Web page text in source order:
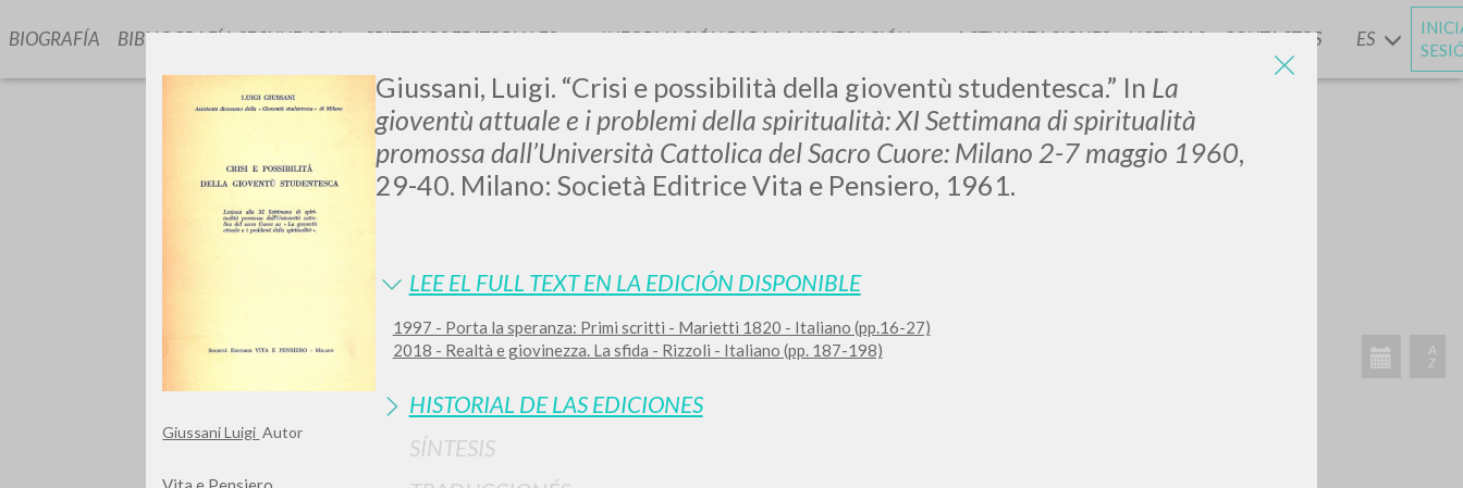
Giussani Luigi Autor
Giussani, Luigi. “Crisi e possibilità della gioventù studentesca.” In La
gioventù attuale e i problemi della spiritualità: XI Settimana di spiritualità
promossa dall’Università Cattolica del Sacro Cuore: Milano 2-7 maggio 1960,
29-40. Milano: Società Editrice Vita e Pensiero, 1961.
LEE EL FULL TEXT EN LA EDICIÓN DISPONIBLE
1997 - Porta la speranza: Primi scritti - Marietti 1820 - Italiano (pp.16-27)
2018 - Realtà e giovinezza. La sfida - Rizzoli - Italiano (pp. 187-198)
HISTORIAL DE LAS EDICIONES
SÍNTESIS
GIUSSANI
scritti
BIOGRAFÍA BIBLIOGRAFÍA SECUNDARIA CRITERIOS EDITORIALES INFORMACIÓN PARA LA NAVEGACIÓN ACTUALIZACIONESYNOTICIAS CONTACTOS ES